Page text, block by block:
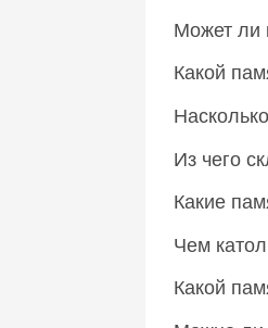
Может ли
Какой
Из чего
Какие
Чем
Какой